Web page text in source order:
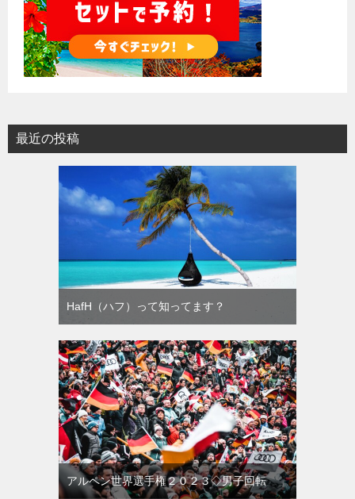
最近の投稿
HafH（ハフ）って知ってます？
アルペン世界選手権２０２３◇男子回転